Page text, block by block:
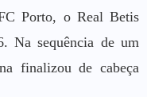
Porto, o Real Betis
Na sequência de um
finalizou de cabeça